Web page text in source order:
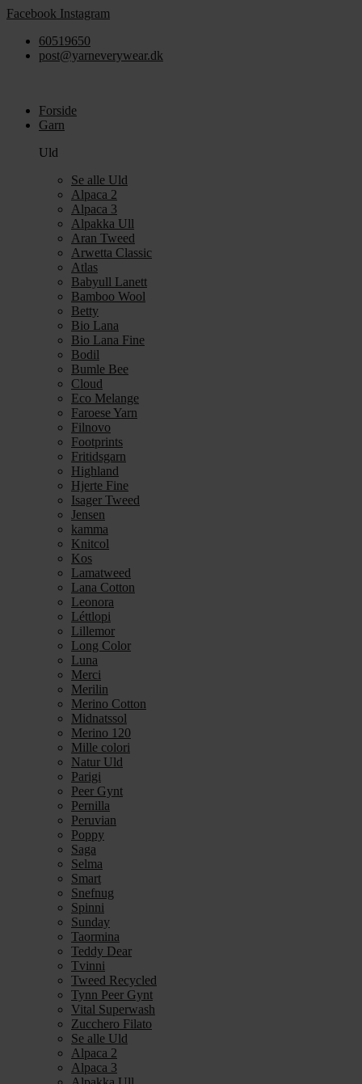
Videre
indhold
Facebook Instagram
60519650
post@yarneverywear.dk
Forside
Garn
Uld
Se alle Uld
Alpaca 2
Alpaca 3
Alpakka Ull
Aran Tweed
Arwetta Classic
Atlas
Babyull Lanett
Bamboo Wool
Betty
Bio Lana
Bio Lana Fine
Bodil
Bumle Bee
Cloud
Eco Melange
Faroese Yarn
Filnovo
Footprints
Fritidsgarn
Highland
Hjerte Fine
Isager Tweed
Jensen
kamma
Knitcol
Kos
Lamatweed
Lana Cotton
Leonora
Léttlopi
Lillemor
Long Color
Luna
Merci
Merilin
Merino Cotton
Midnatssol
Merino 120
Mille colori
Natur Uld
Parigi
Peer Gynt
Pernilla
Peruvian
Poppy
Saga
Selma
Smart
Snefnug
Spinni
Sunday
Taormina
Teddy Dear
Tvinni
Tweed Recycled
Tynn Peer Gynt
Vital Superwash
Zucchero Filato
Se alle Uld
Alpaca 2
Alpaca 3